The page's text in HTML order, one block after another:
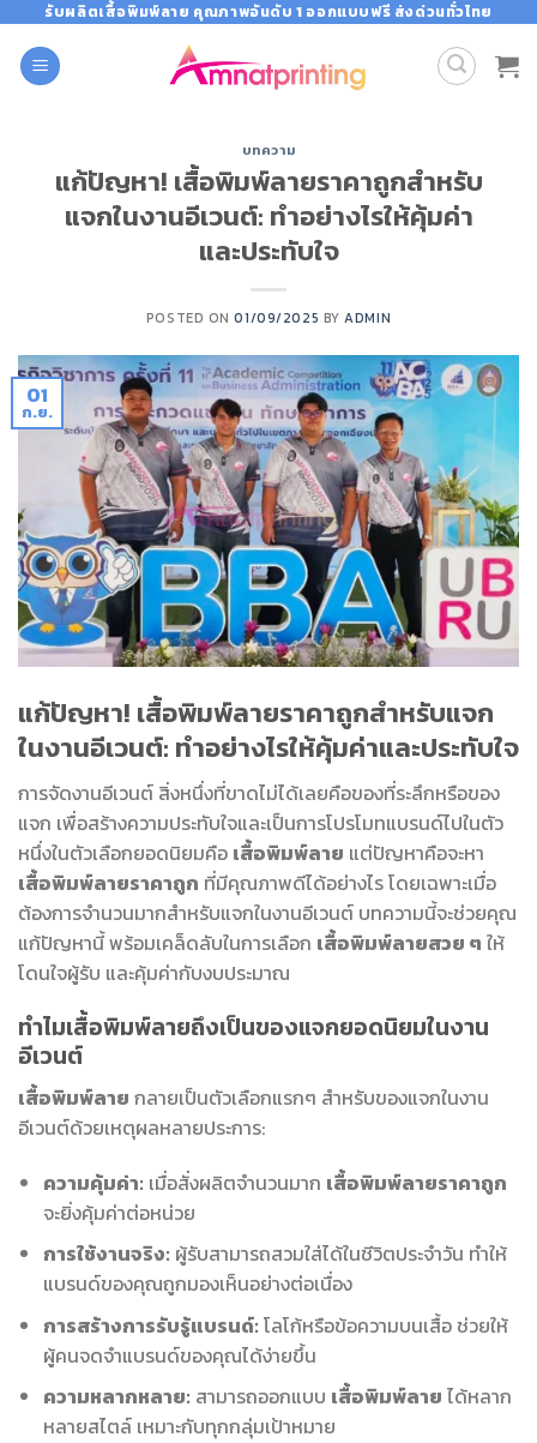
content
รับผลิตเสื้อพิมพ์ลาย คุณภาพอันดับ 1 ออกแบบฟรี ส่งด่วนทั่วไทย
บทความ
แก้ปัญหา! เสื้อพิมพ์ลายราคาถูกสำหรับ
แจกในงานอีเวนต์: ทำอย่างไรให้คุ้มค่า
และประทับใจ
POSTED ON01/09/2025 BYADMIN
01
ก.ย.
แก้ปัญหา! เสื้อพิมพ์ลายราคาถูกสำหรับแจก
ในงานอีเวนต์: ทำอย่างไรให้คุ้มค่าและประทับใจ
การจัดงานอีเวนต์ สิ่งหนึ่งที่ขาดไม่ได้เลยคือของที่ระลึกหรือของ
แจก เพื่อสร้างความประทับใจและเป็นการโปรโมทแบรนด์ไปในตัว
หนึ่งในตัวเลือกยอดนิยมคือ เสื้อพิมพ์ลาย แต่ปัญหาคือจะหา
เสื้อพิมพ์ลายราคาถูก ที่มีคุณภาพดีได้อย่างไร โดยเฉพาะเมื่อ
ต้องการจำนวนมากสำหรับแจกในงานอีเวนต์ บทความนี้จะช่วยคุณ
แก้ปัญหานี้ พร้อมเคล็ดลับในการเลือก เสื้อพิมพ์ลายสวย ๆ ให้
โดนใจผู้รับ และคุ้มค่ากับงบประมาณ
ทำไมเสื้อพิมพ์ลายถึงเป็นของแจกยอดนิยมในงาน
อีเวนต์
เสื้อพิมพ์ลาย กลายเป็นตัวเลือกแรกๆ สำหรับของแจกในงาน
อีเวนต์ด้วยเหตุผลหลายประการ:
ความคุ้มค่า: เมื่อสั่งผลิตจำนวนมาก เสื้อพิมพ์ลายราคาถูก
จะยิ่งคุ้มค่าต่อหน่วย
การใช้งานจริง: ผู้รับสามารถสวมใส่ได้ในชีวิตประจำวัน ทำให้
แบรนด์ของคุณถูกมองเห็นอย่างต่อเนื่อง
การสร้างการรับรู้แบรนด์: โลโก้หรือข้อความบนเสื้อ ช่วยให้
ผู้คนจดจำแบรนด์ของคุณได้ง่ายขึ้น
ความหลากหลาย: สามารถออกแบบ เสื้อพิมพ์ลาย ได้หลาก
หลายสไตล์ เหมาะกับทุกกลุ่มเป้าหมาย